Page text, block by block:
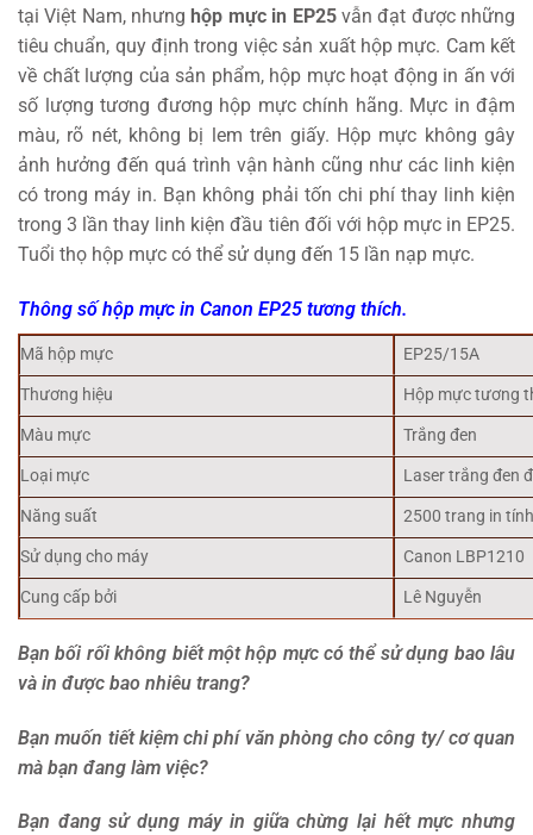
tại Việt Nam, nhưnghộp mực in EP25vẫn đạt được những
tiêu chuẩn, quy định trong việc sản xuất hộp mực. Cam kết
về chất lượng của sản phẩm, hộp mực hoạt động in ấn với
số lượng tương đương hộp mực chính hãng. Mực in đậm
màu, rõ nét, không bị lem trên giấy. Hộp mực không gây
ảnh hưởng đến quá trình vận hành cũng như các linh kiện
có trong máy in. Bạn không phải tốn chi phí thay linh kiện
trong 3 lần thay linh kiện đầu tiên đối với hộp mực in EP25.
Tuổi thọ hộp mực có thể sử dụng đến 15 lần nạp mực.
Thông số hộp mực in Canon EP25 tương thích.
Mã hộp mực
EP25/15A
Thương hiệu
Hộp mực tương
Màu mực
Trắng đen
Loại mực
Laser trắng đen
Năng suất
2500 trang in
Sử dụng cho máy
Canon LBP1210
Cung cấp bởi
Lê Nguyễn
Bạn bối rối không biết một hộp mực có thể sử dụng bao lâu
và in được bao nhiêu trang?
Bạn muốn tiết kiệm chi phí văn phòng cho công ty/ cơ quan
mà bạn đang làm việc?
Bạn đang sử dụng máy in giữa chừng lại hết mực nhưng